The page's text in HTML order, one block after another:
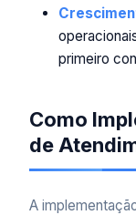
primeiro
Como
de
A